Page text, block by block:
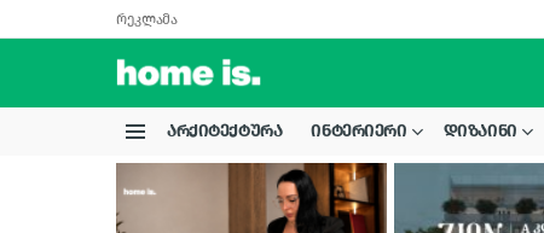
რეკლამა
ᲐᲠᲥᲘᲢᲔᲥᲢᲣᲠᲐ ᲘᲜᲢᲔᲠᲘᲔᲠᲘ ᲓᲘᲖᲐᲘᲜᲘ
STORIES